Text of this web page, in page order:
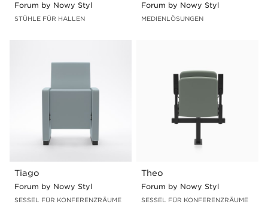
Forum by Nowy Styl
STÜHLE FÜR HALLEN
Forum by Nowy Styl
MEDIENLÖSUNGEN
Tiago
Forum by Nowy Styl
SESSEL FÜR KONFERENZRÄUME
Theo
Forum by Nowy Styl
SESSEL FÜR KONFERENZRÄUME